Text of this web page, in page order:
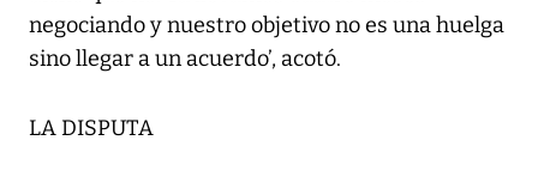
negociando y nuestro objetivo no es una huelga
sino llegar a un acuerdo’, acotó.
LA DISPUTA